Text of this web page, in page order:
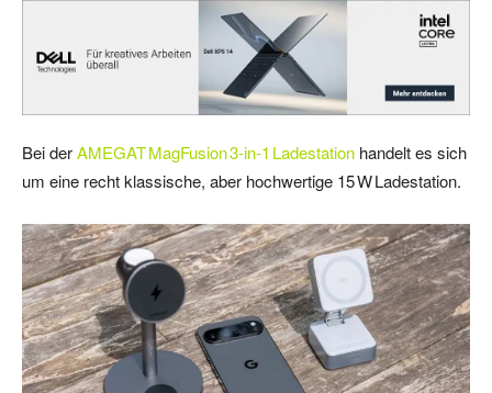
Bei derAMEGAT MagFusion 3‑in‑1 Ladestation handelt es sich
um eine recht klassische, aber hochwertige 15 W Ladestation.